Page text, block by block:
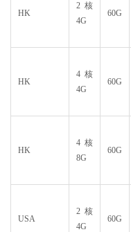
HK
2核
4G
60G
HK
4核
4G
60G
HK
4核
8G
60G
USA
2核
4G
60G